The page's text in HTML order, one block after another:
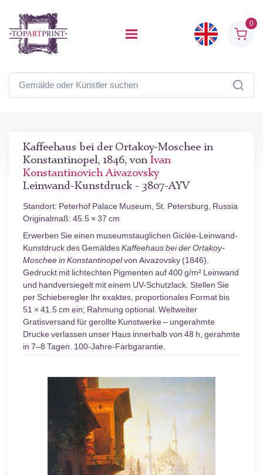
0
Kaffeehaus bei der Ortakoy-Moschee in
Konstantinopel, 1846, von Ivan
Konstantinovich Aivazovsky
Leinwand-Kunstdruck - 3807-AYV
Standort: Peterhof Palace Museum, St. Petersburg, Russia
Originalmaß: 45.5 × 37 cm
Erwerben Sie einen museumstauglichen Giclée-Leinwand-
Kunstdruck des GemäldesKaffeehaus bei der Ortakoy-
Moschee in Konstantinopelvon Aivazovsky (1846).
Gedruckt mit lichtechten Pigmenten auf 400 g/m² Leinwand
und handversiegelt mit einem UV-Schutzlack. Stellen Sie
per Schieberegler Ihr exaktes, proportionales Format bis
51 × 41.5 cm ein; Rahmung optional. Weltweiter
Gratisversand für gerollte Kunstwerke – ungerahmte
Drucke verlassen unser Haus innerhalb von 48 h, gerahmte
in 7–8 Tagen. 100-Jahre-Farbgarantie.